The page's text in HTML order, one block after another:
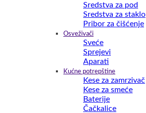
Sredstva za pod
Sredstva za staklo
Pribor za čišćenje
Osveživači
Sveće
Sprejevi
Aparati
Kućne potrepštine
Kese za zamrzivač
Kese za smeće
Baterije
Čačkalice